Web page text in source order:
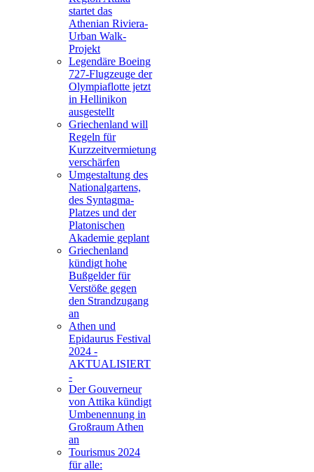
startet das
Athenian Riviera-
Urban Walk-
Projekt
Legendäre Boeing
727-Flugzeuge der
Olympiaflotte jetzt
in Hellinikon
ausgestellt
Griechenland will
Regeln für
Kurzzeitvermietung
verschärfen
Umgestaltung des
Nationalgartens,
des Syntagma-
Platzes und der
Platonischen
Akademie geplant
Griechenland
kündigt hohe
Bußgelder für
Verstöße gegen
den Strandzugang
an
Athen und
Epidaurus Festival
2024 -
AKTUALISIERT
-
Der Gouverneur
von Attika kündigt
Umbenennung in
Großraum Athen
an
Tourismus 2024
für alle: